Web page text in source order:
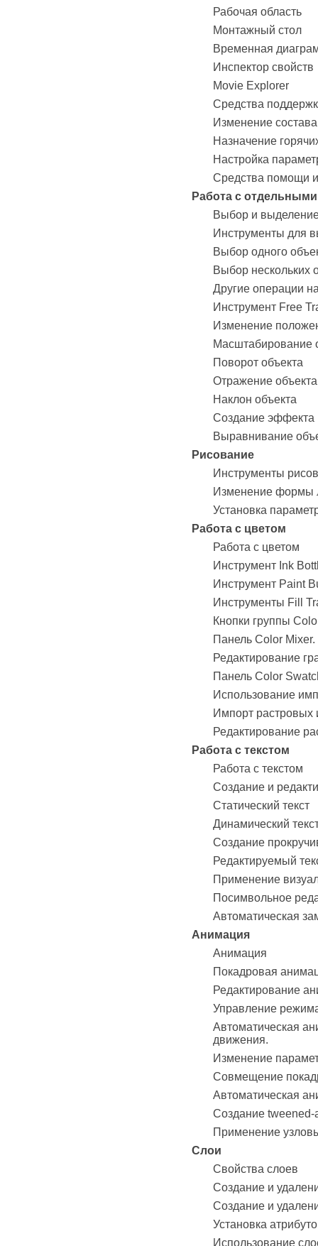
Рабочая область
Монтажный стол
Временная
Инспектор свойств
Movie Explorer
Средства
Изменение
Назначение
Настройка
Средства помощи
Работа с
Выбор и
Инструменты для
Выбор одного
Выбор нескольких
Другие операции
Инструмент Free
Изменение
Масштабирование
Поворот объекта
Отражение объекта
Наклон объекта
Создание эффекта
Выравнивание
Рисование
Инструменты
Изменение формы
Установка
Работа с цветом
Работа с цветом
Инструмент Ink
Инструмент Paint
Инструменты Fill
Кнопки группы
Панель Color
Редактирование
Панель Color
Использование
Импорт растровых
Редактирование
Работа с текстом
Работа с текстом
Создание и
Статический текст
Динамический
Создание
Редактируемый
Применение
Посимвольное
Автоматическая
Анимация
Анимация
Покадровая
Редактирование
Управление
Автоматическая
движения.
Изменение
Совмещение
Автоматическая
Создание
Применение
Слои
Свойства слоев
Создание и
Создание и
Установка
Использование